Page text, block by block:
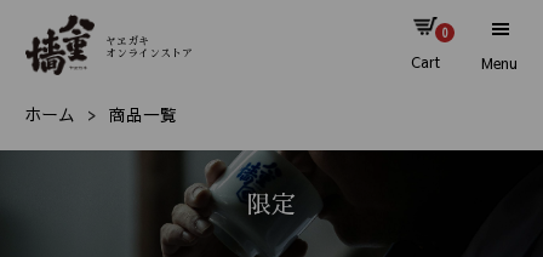
ヤヱガキ
オンラインストア
Cart
0
Menu
ホーム 商品一覧
限定